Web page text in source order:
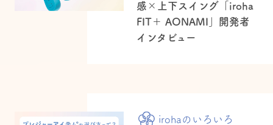
感×上下スイング「iroha
FIT＋ AONAMI」開発者
インタビュー
irohaのいろいろ